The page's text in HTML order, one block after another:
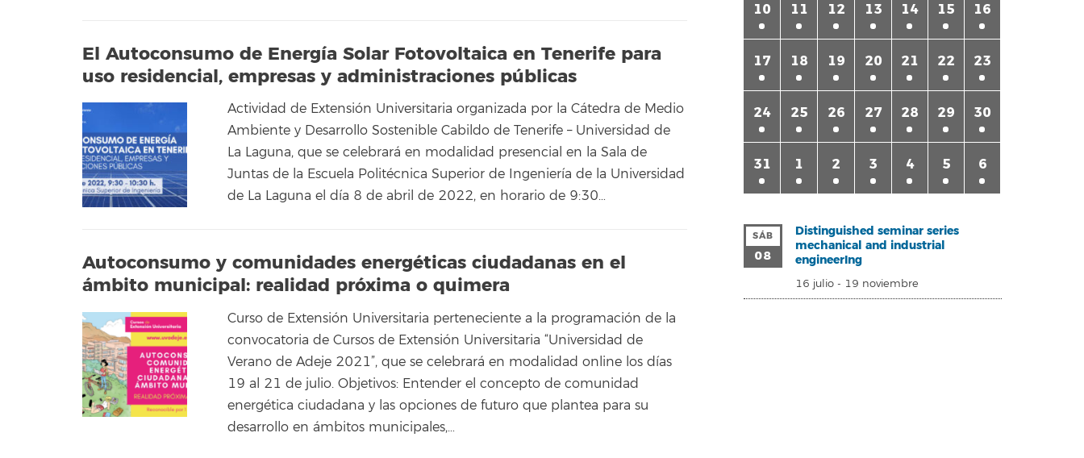
El Autoconsumo de Energía Solar Fotovoltaica en Tenerife para
uso residencial, empresas y administraciones públicas
Actividad de Extensión Universitaria organizada por la Cátedra de Medio
Ambiente y Desarrollo Sostenible Cabildo de Tenerife – Universidad de
La Laguna, que se celebrará en modalidad presencial en la Sala de
Juntas de la Escuela Politécnica Superior de Ingeniería de la Universidad
de La Laguna el día 8 de abril de 2022, en horario de 9:30…
Autoconsumo y comunidades energéticas ciudadanas en el
ámbito municipal: realidad próxima o quimera
Curso de Extensión Universitaria perteneciente a la programación de la
convocatoria de Cursos de Extensión Universitaria “Universidad de
Verano de Adeje 2021”, que se celebrará en modalidad online los días
19 al 21 de julio. Objetivos: Entender el concepto de comunidad
energética ciudadana y las opciones de futuro que plantea para su
desarrollo en ámbitos municipales,…
10 11 12 13 14 15 16
17 18 19 20 21 22 23
24 25 26 27 28 29 30
31 1 2 3 4 5 6
SÁB
08
Distinguished seminar series
mechanical and industrial
engineerIng
16 julio - 19 noviembre